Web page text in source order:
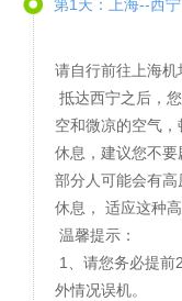
第1天：上海--西宁
请自行前往上海机
抵达西宁之后，
空和微凉的空气
休息，建议您不
部分人可能会有
休息， 适应这种高
温馨提示：
1、请您务必提前
外情况误机。